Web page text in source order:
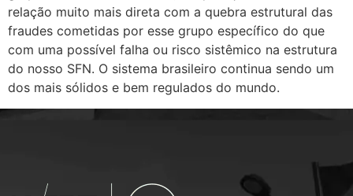
relação muito mais direta com a quebra estrutural das
fraudes cometidas por esse grupo específico do que
com uma possível falha ou risco sistêmico na estrutura
do nosso SFN. O sistema brasileiro continua sendo um
dos mais sólidos e bem regulados do mundo.